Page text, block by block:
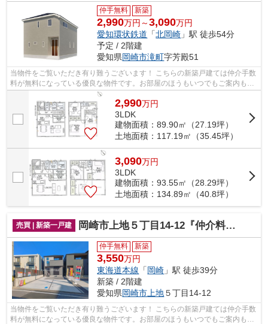
仲手無料 新築
2,990万円～3,090万円
愛知環状鉄道 「北岡崎 」駅 徒歩54分
予定 / 2階建
愛知県岡崎市滝町字芳殿51
当物件をご覧いただき有り難うございます！ こちらの新築戸建ては仲介手数
料が無料になっている優良な物件です。お部屋のほうもいつでもご案内もさ
せて頂きますのでお気軽にお問合せ下...
2,990万円
3LDK
建物面積：89.90㎡（27.19坪）
土地面積：117.19㎡（35.45坪）
3,090万円
3LDK
建物面積：93.55㎡（28.29坪）
土地面積：134.89㎡（40.8坪）
売買 | 新築一戸建 岡崎市上地５丁目14-12『仲介料無料』新築戸建て
仲手無料 新築
3,550万円
東海道本線 「岡崎 」駅 徒歩39分
新築 / 2階建
愛知県岡崎市 上地５丁目14-12
当物件をご覧いただき有り難うございます！ こちらの新築戸建ては仲介手数
料が無料になっている優良な物件です。お部屋のほうもいつでもご案内もさ